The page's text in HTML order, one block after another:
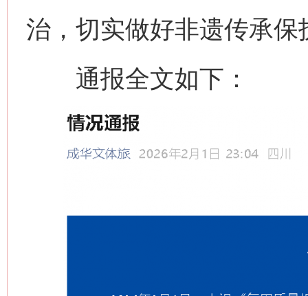
治，切实做好非遗传承保
通报全文如下：